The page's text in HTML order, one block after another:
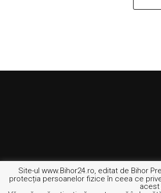
Site-ul www.Bihor24.ro, editat de Bihor
protecția persoanelor fizice în ceea ce
acest